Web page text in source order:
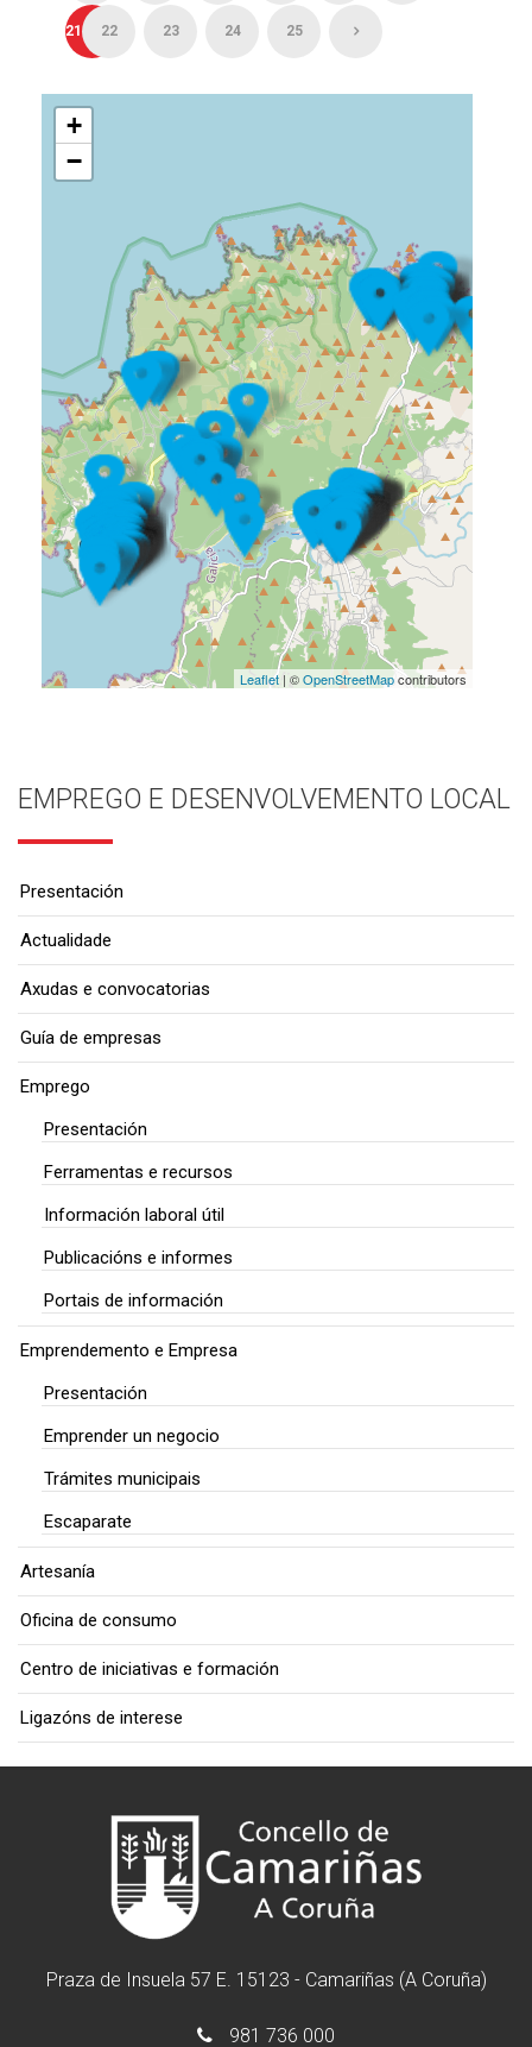
21 22 23 24 25
+
−
Leaflet| ©OpenStreetMapcontributors
EMPREGO E DESENVOLVEMENTO LOCAL
Presentación
Actualidade
Axudas e convocatorias
Guía de empresas
Emprego
Presentación
Ferramentas e recursos
Información laboral útil
Publicacións e informes
Portais de información
Emprendemento e Empresa
Presentación
Emprender un negocio
Trámites municipais
Escaparate
Artesanía
Oficina de consumo
Centro de iniciativas e formación
Ligazóns de interese
Praza de Insuela 57 E. 15123 - Camariñas (A Coruña)
981 736 000